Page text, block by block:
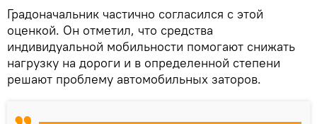
Градоначальник частично согласился с этой
оценкой. Он отметил, что средства
индивидуальной мобильности помогают снижать
нагрузку на дороги и в определенной степени
решают проблему автомобильных заторов.